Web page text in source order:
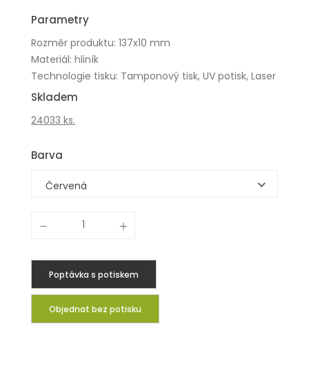
Parametry
Rozměr produktu: 137x10 mm
Materiál: hliník
Technologie tisku: Tamponový tisk, UV potisk, Laser
Skladem
24033 ks.
Barva
Červená
Poptávka s potiskem
Objednat bez potisku